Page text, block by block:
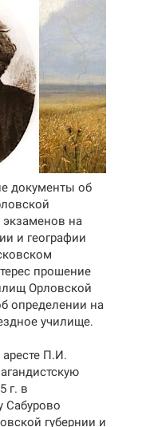
документы об
экзаменов на
и географии
прошение
Орловской
определении на
училище.
П.И.
г. в
Сабурово
губернии и